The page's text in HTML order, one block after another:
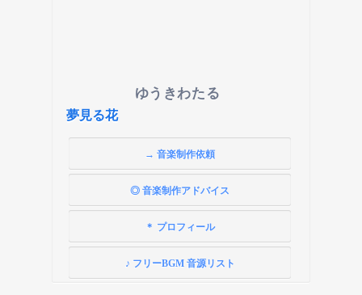
ゆうきわたる
夢見る花
→ 音楽制作依頼
◎ 音楽制作アドバイス
＊ プロフィール
♪ フリーBGM 音源リスト